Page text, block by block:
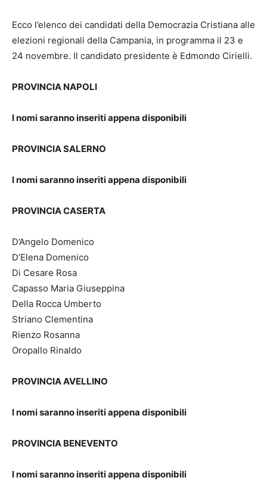
Ecco l’elenco dei candidati della Democrazia Cristiana alle
elezioni regionali della Campania, in programma il 23 e
24 novembre. Il candidato presidente è Edmondo Cirielli.
PROVINCIA NAPOLI
I nomi saranno inseriti appena disponibili
PROVINCIA SALERNO
I nomi saranno inseriti appena disponibili
PROVINCIA CASERTA
D’Angelo Domenico
D’Elena Domenico
Di Cesare Rosa
Capasso Maria Giuseppina
Della Rocca Umberto
Striano Clementina
Rienzo Rosanna
Oropallo Rinaldo
PROVINCIA AVELLINO
I nomi saranno inseriti appena disponibili
PROVINCIA BENEVENTO
I nomi saranno inseriti appena disponibili